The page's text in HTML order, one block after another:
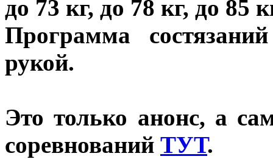
до 73 кг, до 78 кг, до 85
Программа
рукой.
Это только анонс, а
соревнований ТУТ.